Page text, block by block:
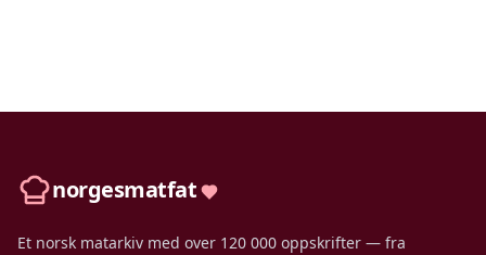
norgesmatfat
Et norsk matarkiv med over 120 000 oppskrifter — fra